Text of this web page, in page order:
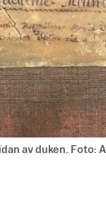
av duken. Foto: